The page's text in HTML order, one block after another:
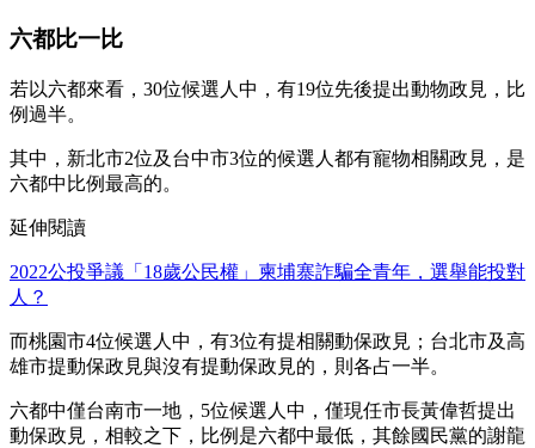
六都比一比
若以六都來看，30位候選人中，有19位先後提出動物政見，比
例過半。
其中，新北市2位及台中市3位的候選人都有寵物相關政見，是
六都中比例最高的。
延伸閱讀
2022公投爭議「18歲公民權」柬埔寨詐騙全青年，選舉能投對
人？
而桃園市4位候選人中，有3位有提相關動保政見；台北市及高
雄市提動保政見與沒有提動保政見的，則各占一半。
六都中僅台南市一地，5位候選人中，僅現任市長黃偉哲提出
動保政見，相較之下，比例是六都中最低，其餘國民黨的謝龍